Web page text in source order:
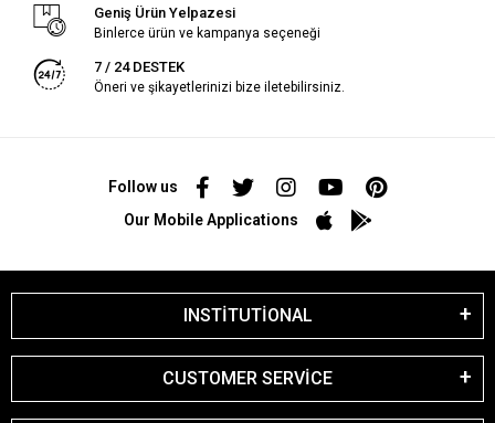
Geniş Ürün Yelpazesi
Binlerce ürün ve kampanya seçeneği
7 / 24 DESTEK
Öneri ve şikayetlerinizi bize iletebilirsiniz.
Follow us
Our Mobile Applications
INSTİTUTİONAL
CUSTOMER SERVİCE